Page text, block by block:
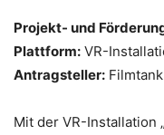
Projekt- und
Plattform: VR-
Antragsteller:
Mit der VR-Installation